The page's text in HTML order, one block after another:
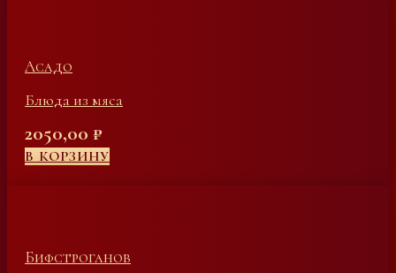
Асадо
Блюда из мяса
2050,00 ₽
В КОРЗИНУ
Бифстроганов